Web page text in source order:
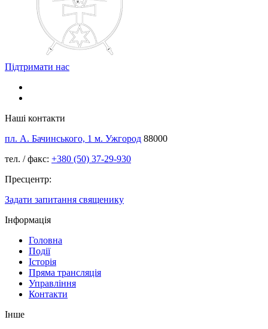
Підтримати нас
Наші контакти
пл. А. Бачинського, 1 м. Ужгород 88000
тел. / факс: +380 (50) 37-29-930
Пресцентр:
Задати запитання священику
Інформація
Головна
Події
Історія
Пряма трансляція
Управління
Контакти
Інше